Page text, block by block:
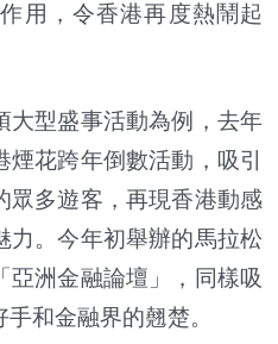
用，令香港再度熱鬧起
大型盛事活動為例，去年
煙花跨年倒數活動，吸引
眾多遊客，再現香港動感
力。今年初舉辦的馬拉松
亞洲金融論壇」，同樣吸
和金融界的翹楚。